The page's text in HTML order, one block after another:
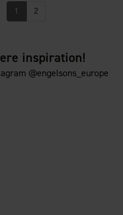
1 2
inspiration!
@engelsons_europe